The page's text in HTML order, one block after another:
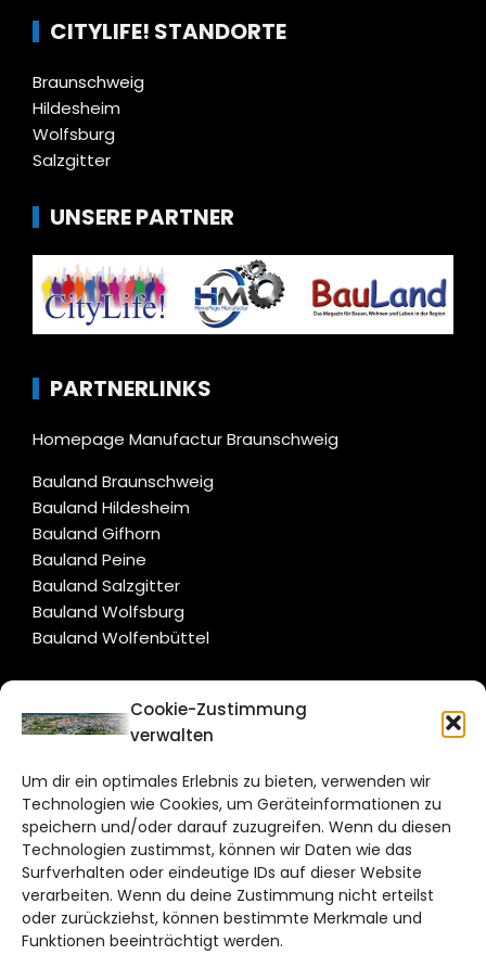
Cookie-Zustimmung
verwalten
Um dir ein optimales Erlebnis zu bieten, verwenden wir
Technologien wie Cookies, um Geräteinformationen zu
speichern und/oder darauf zuzugreifen. Wenn du diesen
Technologien zustimmst, können wir Daten wie das
Surfverhalten oder eindeutige IDs auf dieser Website
verarbeiten. Wenn du deine Zustimmung nicht erteilst
oder zurückziehst, können bestimmte Merkmale und
Funktionen beeinträchtigt werden.
CITYLIFE! STANDORTE
Braunschweig
Hildesheim
Wolfsburg
Salzgitter
UNSERE PARTNER
PARTNERLINKS
Homepage Manufactur Braunschweig
Bauland Braunschweig
Bauland Hildesheim
Bauland Gifhorn
Bauland Peine
Bauland Salzgitter
Bauland Wolfsburg
Bauland Wolfenbüttel
CITYLIFE!
Bruchtorwall 12
38100 Braunschweig
Telefon: 0531 387220 – 65
DAS STADTMAGAZIN FÜR
BRAUNSCHWEIG